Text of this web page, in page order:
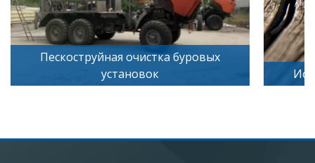
Пескоструйная очистка буровых
установок